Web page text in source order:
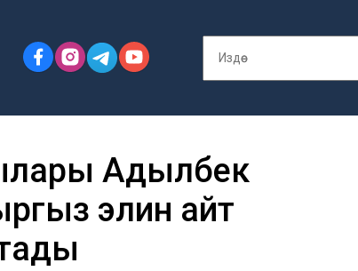
Адылбек
элин айт